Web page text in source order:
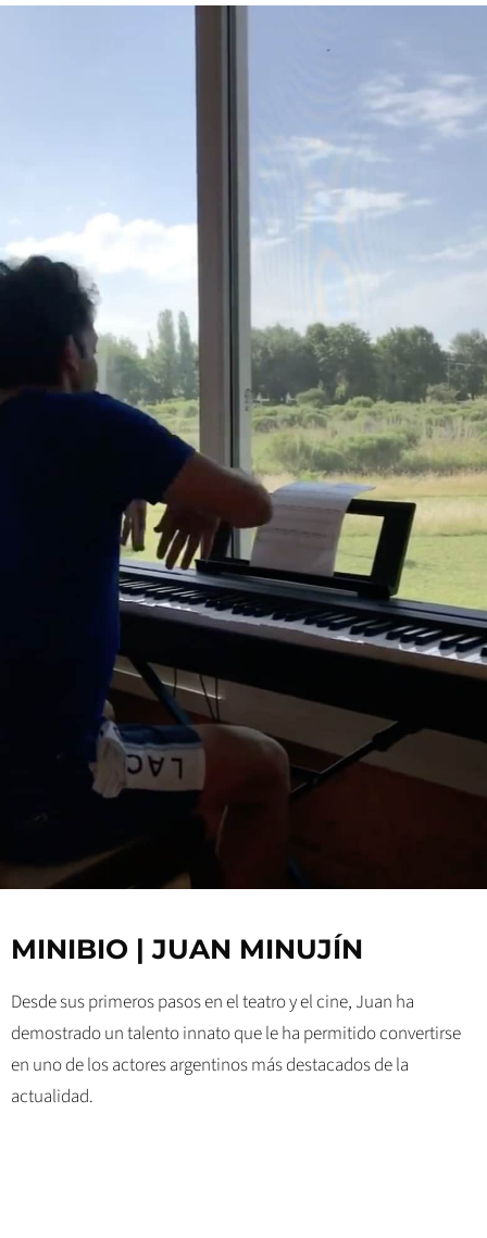
MINIBIO | JUAN MINUJÍN
Desde sus primeros pasos en el teatro y el cine, Juan ha
demostrado un talento innato que le ha permitido convertirse
en uno de los actores argentinos más destacados de la
actualidad.